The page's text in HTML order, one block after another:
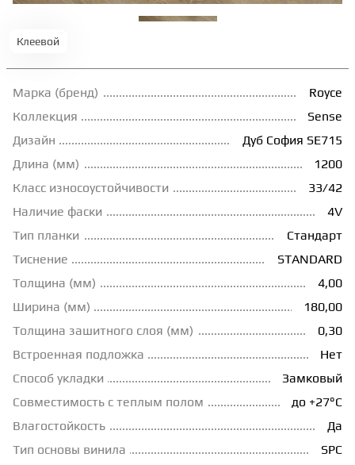
МОДУЛЬНЫЕ ПВХ
КЛЕЙ
НАЛИВНОЙ ПОЛ
ТЕПЛЫЙ ПОЛ
ТЕРМОПАРКЕТ
ЭКОМАССИВ
Клеевой
Марка (бренд)
Royce
Коллекция
Sense
Дизайн
Дуб София SE715
Длина (мм)
1200
Класс износоустойчивости
33/42
Наличие фаски
4V
Тип планки
Стандарт
Тиснение
STANDARD
Толщина (мм)
4,00
Ширина (мм)
180,00
Толщина зашитного слоя (мм)
0,30
Встроенная подложка
Нет
Способ укладки
Замковый
Совместимость с теплым полом
до +27°С
Влагостойкость
Да
Тип основы винила
SPC